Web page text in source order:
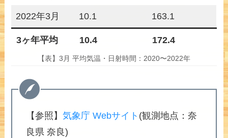
2022年3月 10.1 163.1
3ヶ年平均 10.4 172.4
【表】3月 平均気温・日射時間：2020〜2022年
【参照】気象庁 Webサイト (観測地点：奈
良県 奈良)